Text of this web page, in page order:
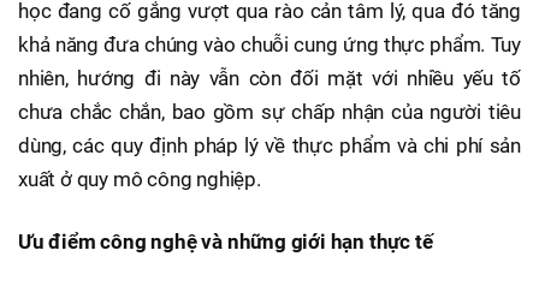
học đang cố gắng vượt qua rào cản tâm lý, qua đó tăng
khả năng đưa chúng vào chuỗi cung ứng thực phẩm. Tuy
nhiên, hướng đi này vẫn còn đối mặt với nhiều yếu tố
chưa chắc chắn, bao gồm sự chấp nhận của người tiêu
dùng, các quy định pháp lý về thực phẩm và chi phí sản
xuất ở quy mô công nghiệp.
Ưu điểm công nghệ và những giới hạn thực tế